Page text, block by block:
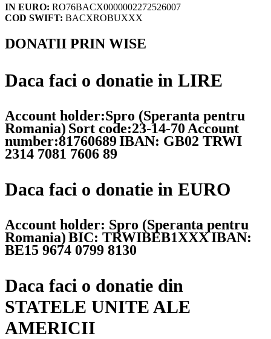
IN EURO: RO76BACX0000002272526007
COD SWIFT: BACXROBUXXX
DONATII PRIN WISE
Daca faci o donatie in LIRE
Account holder:Spro (Speranta pentru
Romania) Sort code:23-14-70 Account
number:81760689IBAN: GB02 TRWI
2314 7081 7606 89
Daca faci o donatie in EURO
Account holder: Spro (Speranta pentru
Romania)BIC: TRWIBEB1XXXIBAN:
BE15 9674 0799 8130
Daca faci o donatie din
STATELE UNITE ALE
AMERICII